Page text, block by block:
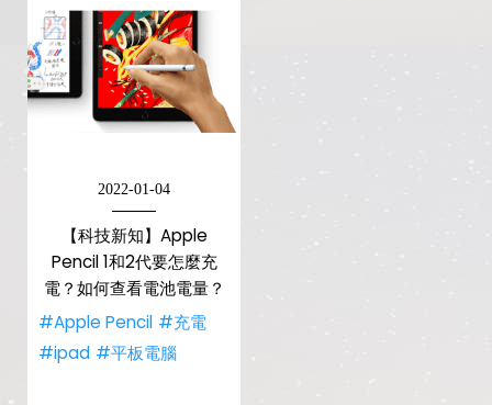
2022-01-04
【科技新知】Apple
Pencil 1和2代要怎麼充
電？如何查看電池電量？
#Apple Pencil #充電
#ipad #平板電腦